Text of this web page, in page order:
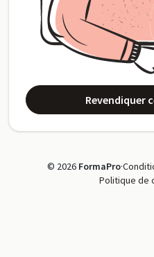
Revendiquer
© 2026 FormaPro·
Politique de